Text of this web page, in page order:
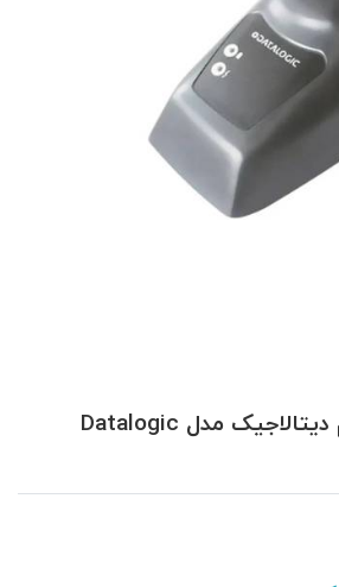
بارکدخوان بی سیم دیتالاجیک مدل Datalogic